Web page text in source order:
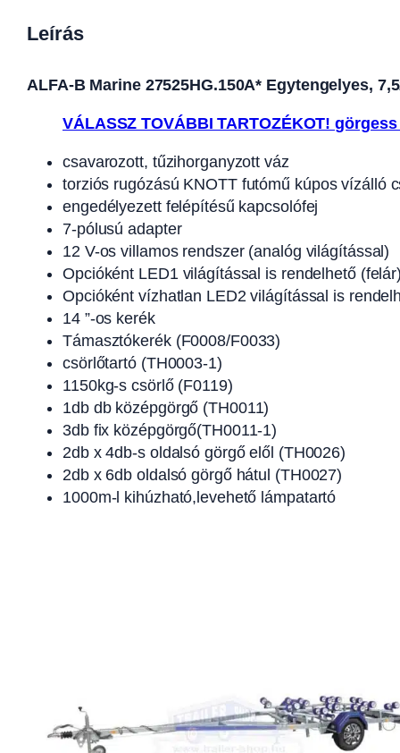
Leírás
ALFA-B Marine 27525HG.150A* Egytengelyes,
VÁLASSZ TOVÁBBI TARTOZÉKOT!
csavarozott, tűzihorganyzott váz
torziós rugózású KNOTT futómű kúpos vízálló
engedélyezett felépítésű kapcsolófej
7-pólusú adapter
12 V-os villamos rendszer (analóg világítással)
Opcióként LED1 világítással is rendelhető (felár)
Opcióként vízhatlan LED2 világítással is
14 ”-os kerék
Támasztókerék (F0008/F0033)
csörlőtartó (TH0003-1)
1150kg-s csörlő (F0119)
1db db középgörgő (TH0011)
3db fix középgörgő(TH0011-1)
2db x 4db-s oldalsó görgő elől (TH0026)
2db x 6db oldalsó görgő hátul (TH0027)
1000m-l kihúzható,levehető lámpatartó